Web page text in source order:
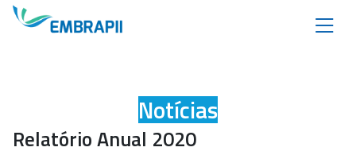
Notícias
Relatório Anual 2020